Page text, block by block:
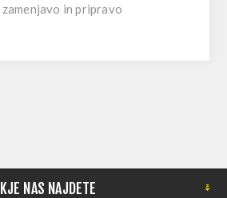
zamenjavo in pripravo
KJE NAS NAJDETE